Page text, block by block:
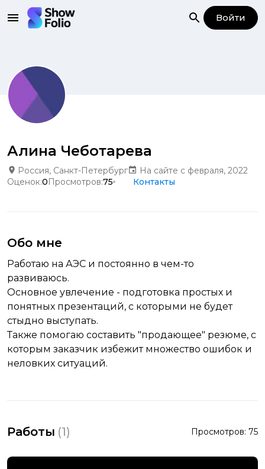
Войти
Алина Чеботарева
Россия, Санкт-Петербург
На сайте с февраля, 2022
Оценок:0Просмотров:75 Контакты
Обо мне
Работаю на АЭС и постоянно в чем-то
развиваюсь.
Основное увлечение - подготовка простых и
понятных презентаций, с которыми не будет
стыдно выступать.
Также помогаю составить "продающее" резюме, с
которым заказчик избежит множество ошибок и
неловких ситуаций.
Работы (1) Просмотров: 75